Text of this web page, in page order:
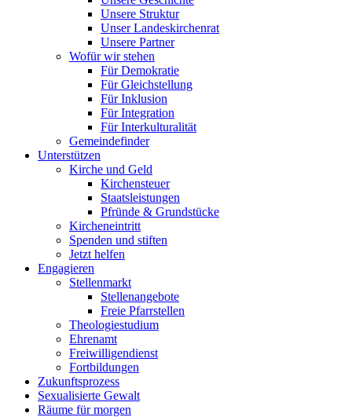
Unsere Struktur
Unser Landeskirchenrat
Unsere Partner
Wofür wir stehen
Für Demokratie
Für Gleichstellung
Für Inklusion
Für Integration
Für Interkulturalität
Gemeindefinder
Unterstützen
Kirche und Geld
Kirchensteuer
Staatsleistungen
Pfründe & Grundstücke
Kircheneintritt
Spenden und stiften
Jetzt helfen
Engagieren
Stellenmarkt
Stellenangebote
Freie Pfarrstellen
Theologiestudium
Ehrenamt
Freiwilligendienst
Fortbildungen
Zukunftsprozess
Sexualisierte Gewalt
Räume für morgen